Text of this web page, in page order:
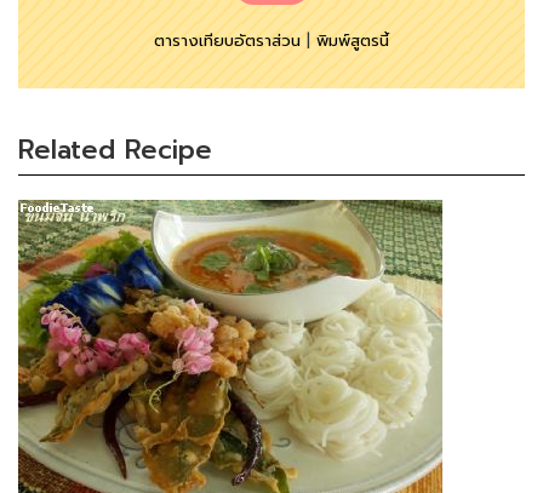
ตารางเทียบอัตราส่วน|พิมพ์สูตรนี้
Related Recipe